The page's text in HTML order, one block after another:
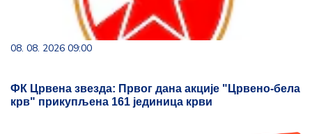
08. 08. 2026 09:00
ФК Црвена звезда: Првог дана акције "Црвено-бела
крв" прикупљена 161 јединица крви